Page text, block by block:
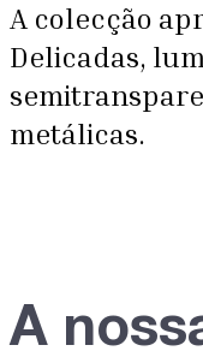
A colecção
Delicadas,
metálicas.
A